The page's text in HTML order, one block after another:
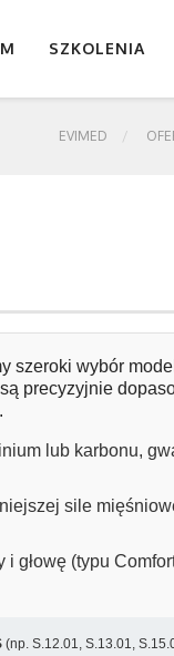
SZKOLENIA
EVIMED
szeroki wybór
precyzyjnie
lub karbonu,
sile
głowę (typu
(np. S.12.01, S.13.01,